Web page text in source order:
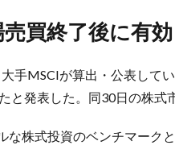
売買終了後に有効
手MSCIが算出・公表して
と発表した。同30日の株式
株式投資のベンチマーク